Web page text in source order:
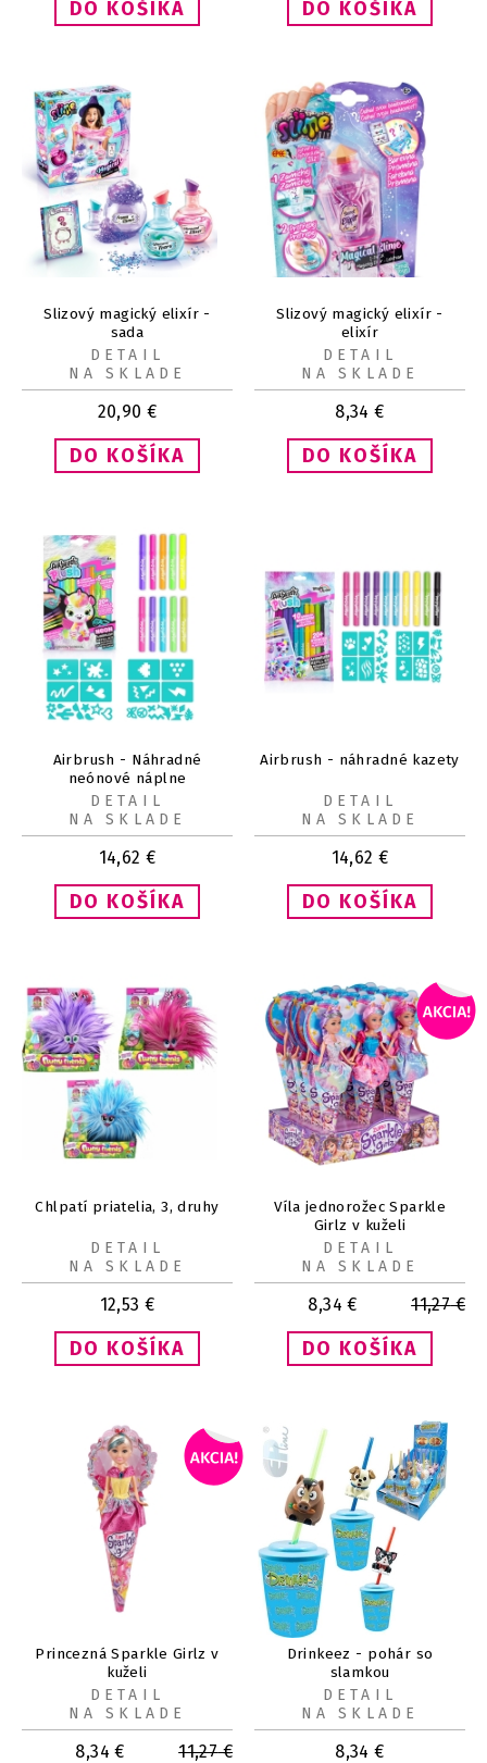
Slizový magický elixír -
sada
20,90 €
DETAIL
NA SKLADE
Slizový magický elixír -
elixír
8,34 €
DETAIL
NA SKLADE
Airbrush - Náhradné
neónové náplne
14,62 €
DETAIL
NA SKLADE
Airbrush - náhradné kazety
14,62 €
DETAIL
NA SKLADE
Chlpatí priatelia, 3, druhy
12,53 €
DETAIL
NA SKLADE
Víla jednorožec Sparkle
Girlz v kuželi
8,34 € 11,27€
DETAIL
NA SKLADE
Princezná Sparkle Girlz v
kuželi
8,34 € 11,27€
DETAIL
NA SKLADE
Drinkeez - pohár so
slamkou
8,34 €
DETAIL
NA SKLADE